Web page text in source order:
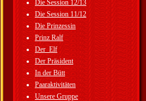
Die Session 12/13
Die Session 11/12
Die Prinzessin
Prinz Ralf
Der_Elf
Der Präsident
In der Bütt
Paaraktivitäten
Unsere Gruppe